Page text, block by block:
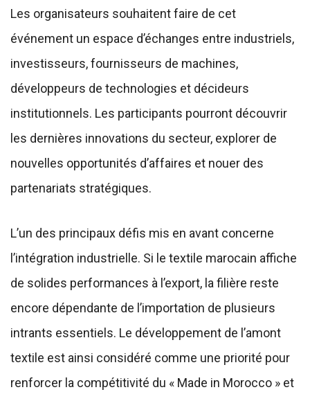
Les organisateurs souhaitent faire de cet
événement un espace d’échanges entre industriels,
investisseurs, fournisseurs de machines,
développeurs de technologies et décideurs
institutionnels. Les participants pourront découvrir
les dernières innovations du secteur, explorer de
nouvelles opportunités d’affaires et nouer des
partenariats stratégiques.
L’un des principaux défis mis en avant concerne
l’intégration industrielle. Si le textile marocain affiche
de solides performances à l’export, la filière reste
encore dépendante de l’importation de plusieurs
intrants essentiels. Le développement de l’amont
textile est ainsi considéré comme une priorité pour
renforcer la compétitivité du « Made in Morocco » et